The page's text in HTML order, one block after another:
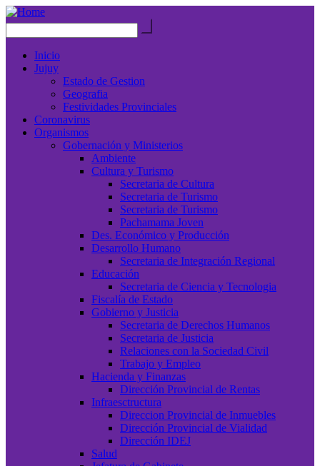
Inicio
Jujuy
Estado de Gestion
Geografia
Festividades Provinciales
Coronavirus
Organismos
Gobernación y Ministerios
Ambiente
Cultura y Turismo
Secretaria de Cultura
Secretaria de Turismo
Secretaria de Turismo
Pachamama Joven
Des. Económico y Producción
Desarrollo Humano
Secretaria de Integración Regional
Educación
Secretaria de Ciencia y Tecnologia
Fiscalía de Estado
Gobierno y Justicia
Secretaria de Derechos Humanos
Secretaria de Justicia
Relaciones con la Sociedad Civil
Trabajo y Empleo
Hacienda y Finanzas
Dirección Provincial de Rentas
Infraesctructura
Direccion Provincial de Inmuebles
Dirección Provincial de Vialidad
Dirección IDEJ
Salud